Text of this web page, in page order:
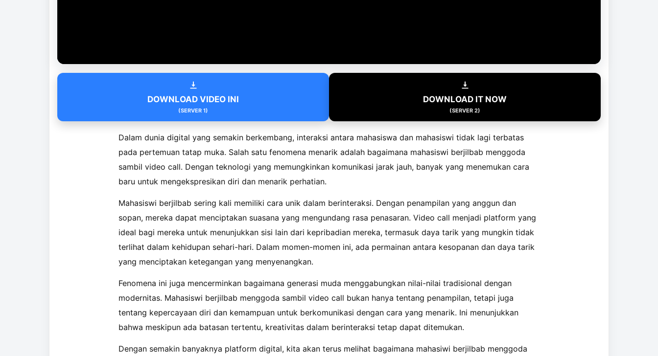
DOWNLOAD VIDEO INI
(SERVER 1)
DOWNLOAD IT NOW
(SERVER 2)
Dalam dunia digital yang semakin berkembang, interaksi antara mahasiswa dan mahasiswi tidak lagi terbatas
pada pertemuan tatap muka. Salah satu fenomena menarik adalah bagaimana mahasiswi berjilbab menggoda
sambil video call. Dengan teknologi yang memungkinkan komunikasi jarak jauh, banyak yang menemukan cara
baru untuk mengekspresikan diri dan menarik perhatian.
Mahasiswi berjilbab sering kali memiliki cara unik dalam berinteraksi. Dengan penampilan yang anggun dan
sopan, mereka dapat menciptakan suasana yang mengundang rasa penasaran. Video call menjadi platform yang
ideal bagi mereka untuk menunjukkan sisi lain dari kepribadian mereka, termasuk daya tarik yang mungkin tidak
terlihat dalam kehidupan sehari-hari. Dalam momen-momen ini, ada permainan antara kesopanan dan daya tarik
yang menciptakan ketegangan yang menyenangkan.
Fenomena ini juga mencerminkan bagaimana generasi muda menggabungkan nilai-nilai tradisional dengan
modernitas. Mahasiswi berjilbab menggoda sambil video call bukan hanya tentang penampilan, tetapi juga
tentang kepercayaan diri dan kemampuan untuk berkomunikasi dengan cara yang menarik. Ini menunjukkan
bahwa meskipun ada batasan tertentu, kreativitas dalam berinteraksi tetap dapat ditemukan.
Dengan semakin banyaknya platform digital, kita akan terus melihat bagaimana mahasiwi berjilbab menggoda